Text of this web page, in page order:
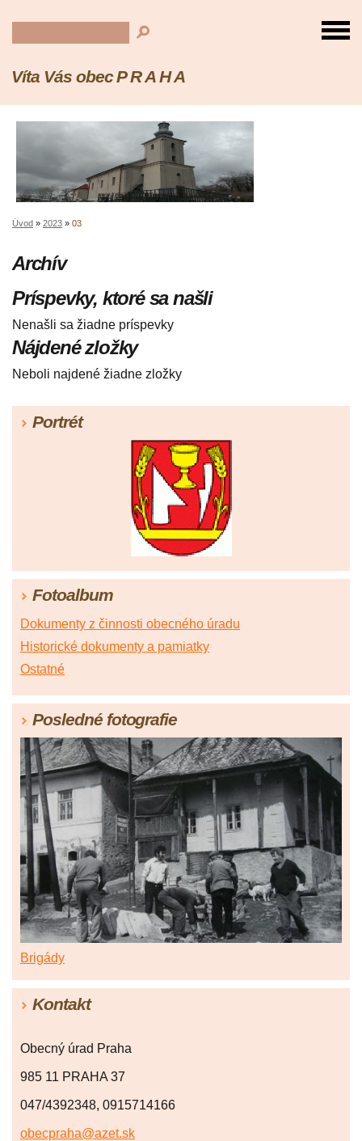
Víta Vás obec P R A H A
Úvod » 2023 » 03
Archív
Príspevky, ktoré sa našli
Nenašli sa žiadne príspevky
Nájdené zložky
Neboli najdené žiadne zložky
Portrét
Fotoalbum
Dokumenty z činnosti obecného úradu
Historické dokumenty a pamiatky
Ostatné
Posledné fotografie
Brigády
Kontakt
Obecný úrad Praha
985 11 PRAHA 37
047/4392348, 0915714166
obecpraha@azet.sk